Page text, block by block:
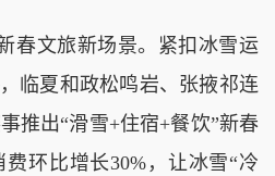
文旅新场景。紧扣冰雪运
临夏和政松鸣岩、张掖祁连
推出“滑雪+住宿+餐饮”新春
环比增长30%，让冰雪“冷